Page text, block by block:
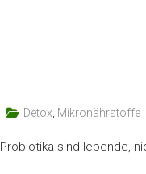
Detox Mikronährstoffe
sind lebende,